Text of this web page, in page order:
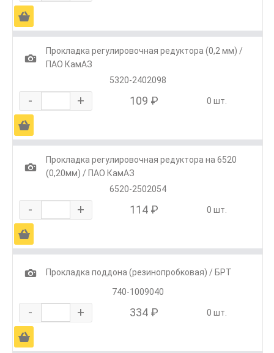
Ä
1
Прокладка регулировочная редуктора (0,2 мм) /
ПАО КамАЗ
5320-2402098
- + 109 ₽ 0 шт.
Ä
1
Прокладка регулировочная редуктора на 6520
(0,20мм) / ПАО КамАЗ
6520-2502054
- + 114 ₽ 0 шт.
Ä
1
Прокладка поддона (резинопробковая) / БРТ
740-1009040
- + 334 ₽ 0 шт.
Ä